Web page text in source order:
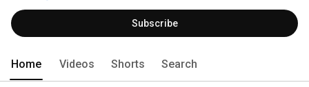
Subscribe
Home Videos Shorts Search